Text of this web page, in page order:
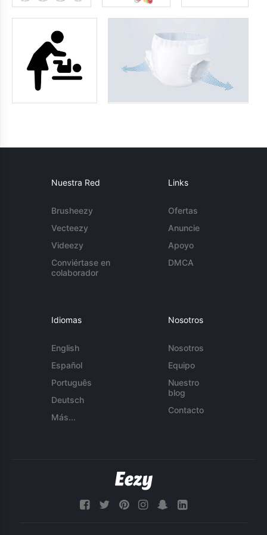
Nuestra Red
Brusheezy
Vecteezy
Videezy
Conviértase en
colaborador
Links
Ofertas
Anuncie
Apoyo
DMCA
Idiomas
English
Español
Português
Deutsch
Más...
Nosotros
Nosotros
Equipo
Nuestro
blog
Contacto